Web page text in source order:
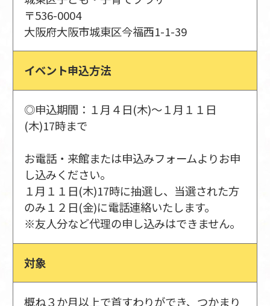
〒536-0004
大阪府大阪市城東区今福西1-1-39
イベント申込方法
◎申込期間：１月４日(木)～１月１１日
(木)17時まで
お電話・来館または申込みフォームよりお申
し込みください。
１月１１日(木)17時に抽選し、当選された方
のみ１２日(金)に電話連絡いたします。
※友人分など代理の申し込みはできません。
対象
概ね３か月以上で首すわりができ、つかまり